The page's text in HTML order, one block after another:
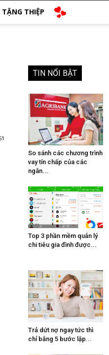
TẶNG THIỆP
TIN NỔI BẬT
So sánh các chương trình
vay tín chấp của các
ngân...
Top 3 phần mềm quản lý
chi tiêu gia đình được...
Trả dứt nợ ngay tức thì
chỉ bằng 5 bước lập...